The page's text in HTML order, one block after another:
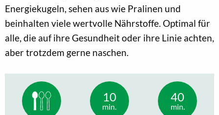
Energiekugeln, sehen aus wie Pralinen und
beinhalten viele wertvolle Nährstoffe. Optimal für
alle, die auf ihre Gesundheit oder ihre Linie achten,
aber trotzdem gerne naschen.
10
min.
40
min.